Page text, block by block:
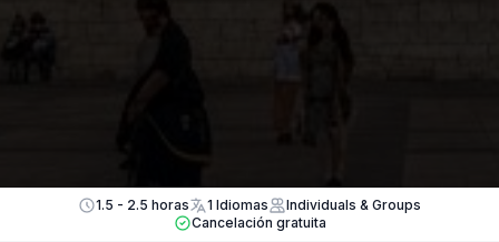
1.5 - 2.5 horas 1 Idiomas
Individuals & Groups
Cancelación gratuita